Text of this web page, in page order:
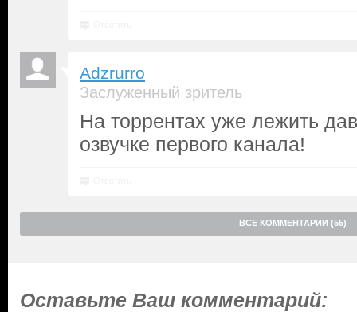
Adzrurro
Заслуженный зритель
На торрентах уже лежить
озвучке первого канала!
ВСЕ КОММЕНТАРИИ (55)
Оставьте Ваш комментарий: